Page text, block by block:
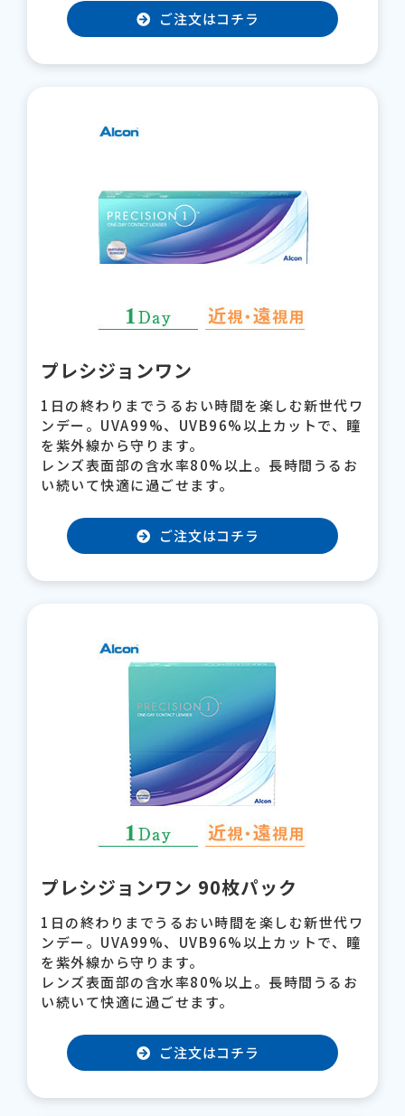
ご注文はコチラ
プレシジョンワン
1日の終わりまでうるおい時間を楽しむ新世代ワ
ンデー。UVA99%、UVB96%以上カットで、瞳
を紫外線から守ります。
レンズ表面部の含水率80%以上。長時間うるお
い続いて快適に過ごせます。
ご注文はコチラ
プレシジョンワン 90枚パック
1日の終わりまでうるおい時間を楽しむ新世代ワ
ンデー。UVA99%、UVB96%以上カットで、瞳
を紫外線から守ります。
レンズ表面部の含水率80%以上。長時間うるお
い続いて快適に過ごせます。
ご注文はコチラ